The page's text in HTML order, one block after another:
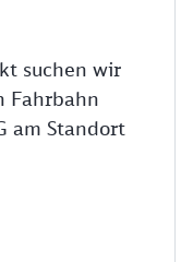
suchen wir
Fahrbahn
am Standort